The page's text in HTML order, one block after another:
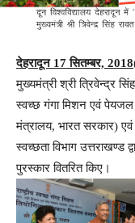
देहरादून 17 सितम्बर,
मुख्यमंत्री श्री त्रिवेन्द्र
स्वच्छ गंगा मिशन एवं
मंत्रालय, भारत सरकार) एवं
स्वच्छता विभाग उत्तराखण्ड
पुरस्कार वितरित किए।